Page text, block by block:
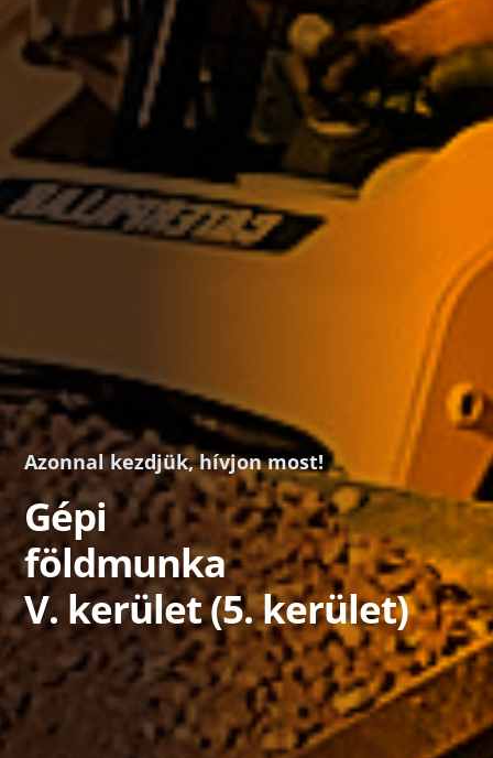
Azonnal kezdjük, hívjon most!
Gépi
földmunka
V. kerület (5. kerület)